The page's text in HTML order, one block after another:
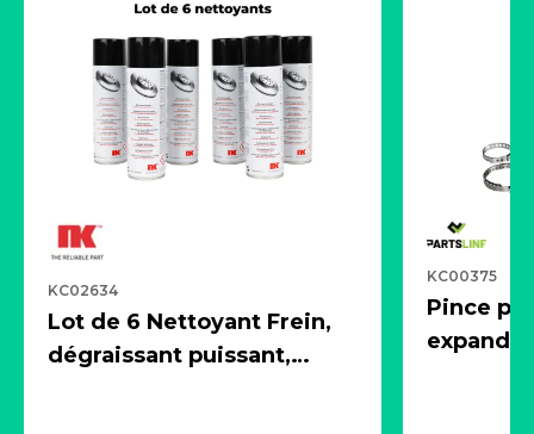
KC02634
Lot de 6 Nettoyant Frein,
dégraissant puissant,
KC00375
Pince